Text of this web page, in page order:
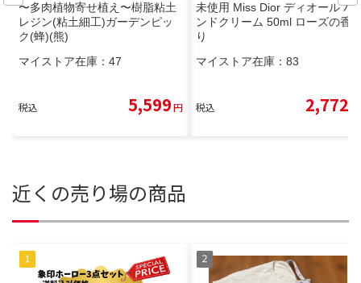
〜多肉植物寄せ植え〜樹脂粘土
レジン(粘土細工)ガーデンピッ
ク(蜂)(熊)
マイストア在庫： 47
税込 5,599円
未使用 Miss Dior ディオール ハ
ンドクリーム 50ml ローズの香
り
マイストア在庫： 83
税込 2,772
近くの売り場の商品